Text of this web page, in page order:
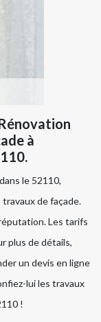
à
le 52110,
de façade.
Les tarifs
plus de détails,
un devis en ligne
lui les travaux
!